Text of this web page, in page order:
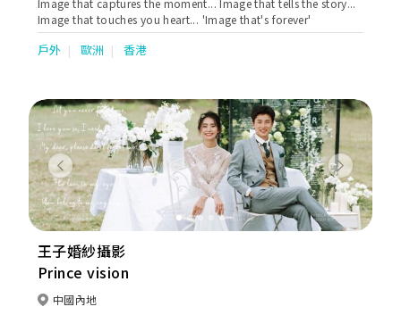
Image that captures the moment... Image that tells the story...
Image that touches you heart... 'Image that's forever'
戶外 歐洲 香港
Previous Next
王子婚紗攝影
Prince vision
中國內地